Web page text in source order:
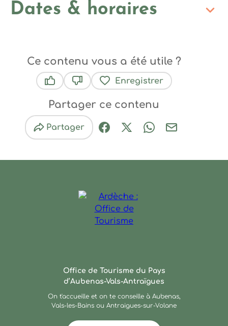
Dates & horaires
Ce contenu vous a été utile ?
Enregistrer
Partager ce contenu
Partager
Partager sur Facebook
Partager sur X / Twitter
Partager sur
Partager par
Office de Tourisme du Pays
d’Aubenas-Vals-Antraïgues
On t'accueille et on te conseille à Aubenas,
Vals-les-Bains ou Antraigues-sur-Volane